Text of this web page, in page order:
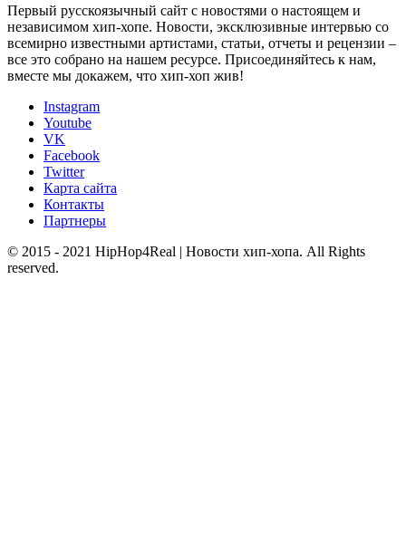
Первый русскоязычный сайт с новостями о настоящем и
независимом хип-хопе. Новости, эксклюзивные интервью со
всемирно известными артистами, статьи, отчеты и рецензии –
все это собрано на нашем ресурсе. Присоединяйтесь к нам,
вместе мы докажем, что хип-хоп жив!
Instagram
Youtube
VK
Facebook
Twitter
Карта сайта
Контакты
Партнеры
© 2015 - 2021 HipHop4Real | Новости хип-хопа. All Rights
reserved.